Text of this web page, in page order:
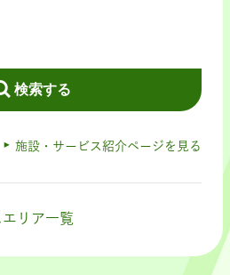
検索する
施設・サービス紹介ページを見る
リア一覧